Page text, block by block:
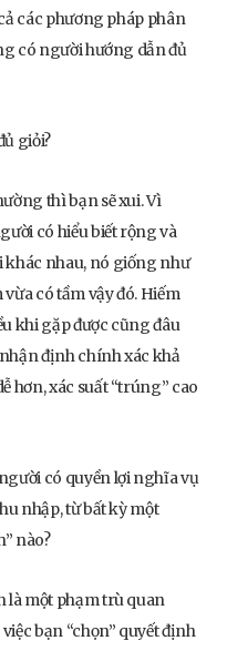
các phương pháp phân
có người hướng dẫn đủ
giỏi?
thì bạn sẽ xui. Vì
có hiểu biết rộng và
khác nhau, nó giống như
có tầm vậy đó. Hiếm
khi gặp được cũng đâu
định chính xác khả
hơn, xác suất “trúng” cao
có quyền lợi nghĩa vụ
nhập, từ bất kỳ một
nào?
là một phạm trù quan
bạn “chọn” quyết định